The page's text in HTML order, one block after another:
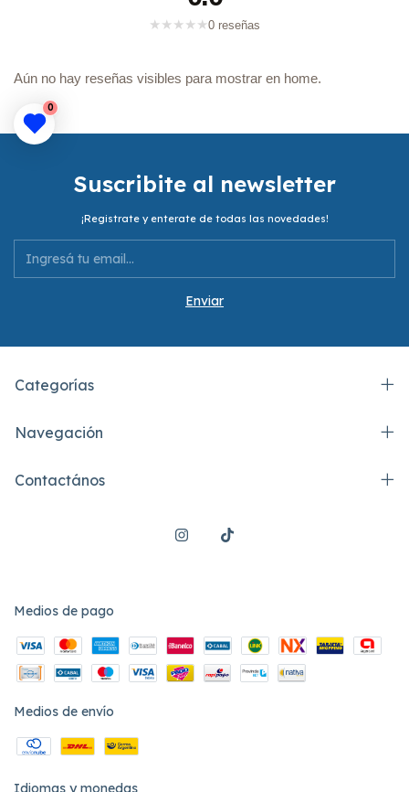
★ ★ ★ ★ ★0 reseñas
Aún no hay reseñas visibles para mostrar en home.
Suscribite al newsletter
¡Registrate y enterate de todas las novedades!
Categorías
Navegación
Contactános
Medios de pago
Medios de envío
Idiomas y monedas
0